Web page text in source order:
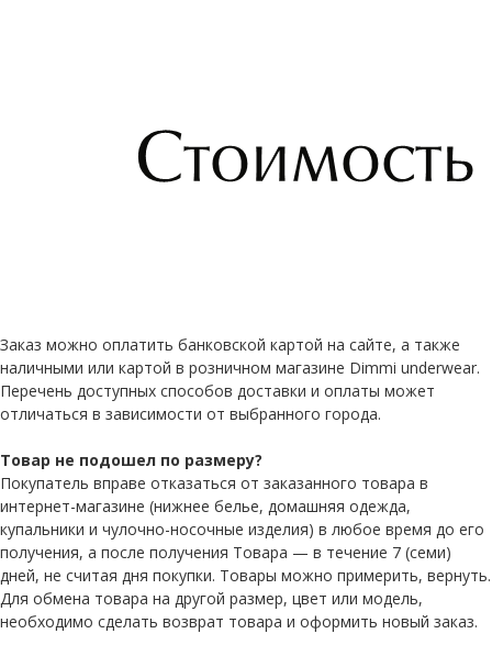
Заказ можно оплатить банковской картой на сайте, а также
наличными или картой в розничном магазине Dimmi underwear.
Перечень доступных способов доставки и оплаты может
отличаться в зависимости от выбранного города.
Товар не подошел по размеру?
Покупатель вправе отказаться от заказанного товара в
интернет-магазине (нижнее белье, домашняя одежда,
купальники и чулочно-носочные изделия) в любое время до его
получения, а после получения Товара — в течение 7 (семи)
дней, не считая дня покупки. Товары можно примерить, вернуть.
Для обмена товара на другой размер, цвет или модель,
необходимо сделать возврат товара и оформить новый заказ.